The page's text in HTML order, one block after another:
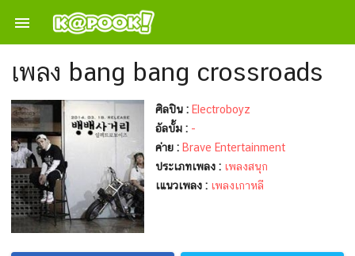

เพลง bang bang crossroads
ศิลปิน : Electroboyz
อัลบั้ม : -
ค่าย : Brave Entertainment
ประเภทเพลง : เพลงสนุก
เแนวเพลง : เพลงเกาหลี